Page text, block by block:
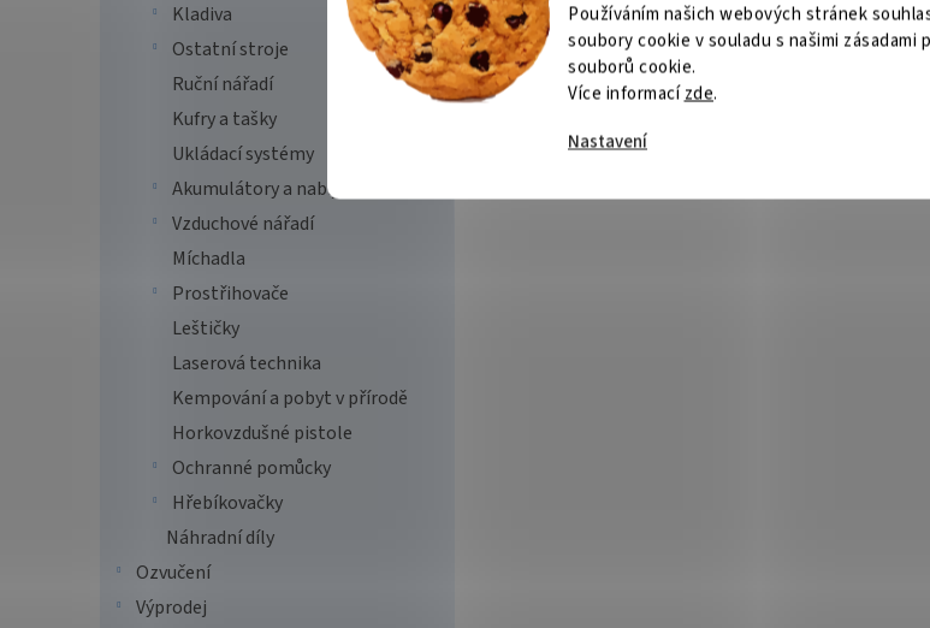
Používáním našich webových stránek
soubory cookie v souladu s našimi zásadami
souborů cookie.
Více informacízde.
Nastavení
Kladiva
Ostatní stroje
Ruční nářadí
Kufry a tašky
Ukládací systémy
Akumulátory a nabíječky
Vzduchové nářadí
Míchadla
Prostřihovače
Leštičky
Laserová technika
Kempování a pobyt v přírodě
Horkovzdušné pistole
Ochranné pomůcky
Hřebíkovačky
Náhradní díly
Ozvučení
Výprodej